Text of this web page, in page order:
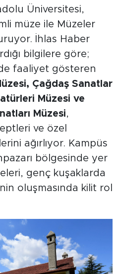
Üniversitesi,
müze ile Müzeler
İhlas Haber
bilgilere göre;
faaliyet gösteren
Çağdaş Sanatlar
Müzesi ve
Müzesi,
ve özel
ağırlıyor. Kampüs
bölgesinde yer
genç kuşaklarda
oluşmasında kilit rol